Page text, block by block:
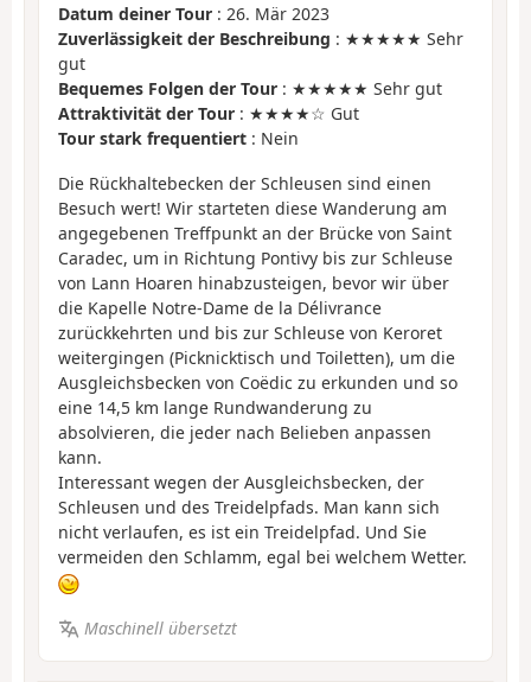
Datum deiner Tour : 26. Mär 2023
Zuverlässigkeit der Beschreibung : ★★★★★ Sehr
gut
Bequemes Folgen der Tour : ★★★★★ Sehr gut
Attraktivität der Tour : ★★★★☆ Gut
Tour stark frequentiert : Nein
Die Rückhaltebecken der Schleusen sind einen
Besuch wert! Wir starteten diese Wanderung am
angegebenen Treffpunkt an der Brücke von Saint
Caradec, um in Richtung Pontivy bis zur Schleuse
von Lann Hoaren hinabzusteigen, bevor wir über
die Kapelle Notre-Dame de la Délivrance
zurückkehrten und bis zur Schleuse von Keroret
weitergingen (Picknicktisch und Toiletten), um die
Ausgleichsbecken von Coëdic zu erkunden und so
eine 14,5 km lange Rundwanderung zu
absolvieren, die jeder nach Belieben anpassen
kann.
Interessant wegen der Ausgleichsbecken, der
Schleusen und des Treidelpfads. Man kann sich
nicht verlaufen, es ist ein Treidelpfad. Und Sie
vermeiden den Schlamm, egal bei welchem Wetter.
Maschinell übersetzt